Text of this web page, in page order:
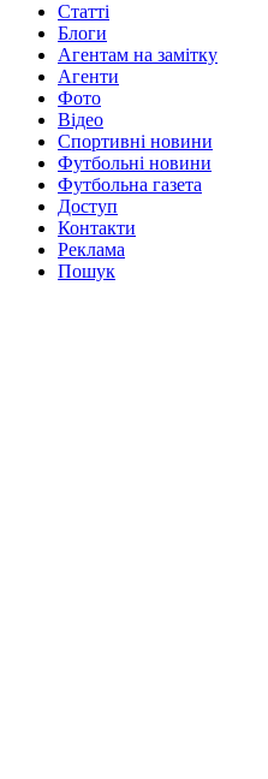
Статті
Блоги
Агентам на замітку
Агенти
Фото
Відео
Спортивні новини
Футбольні новини
Футбольна газета
Доступ
Контакти
Реклама
Пошук